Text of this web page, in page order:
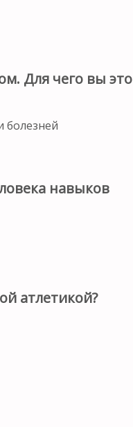
Для чего вы это
болезней
навыков
атлетикой?